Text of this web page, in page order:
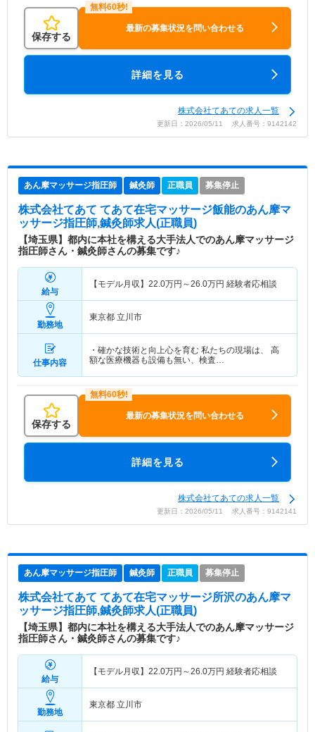
保存する
最新の募集状況を問い合わせる
詳細を見る
株式会社てあての求人一覧
更新日：2026/05/11 求人番号：9142142
あん摩マッサージ指圧師 鍼灸師 正職員 募集停止
株式会社てあて てあて在宅マッサージ飯能のあん摩マ
ッサージ指圧師,鍼灸師求人(正職員)
【埼玉県】都内に本社を構える大手法人でのあん摩マッサージ
指圧師さん・鍼灸師さんの募集です♪
給与
【モデル月収】 22.0万円～26.0万円 経験者応相談
勤務地
東京都 立川市
仕事内容
・確かな技術と向上心を育む 私たちの現場は、 高
額な医療機器も設備も無い、検査…
保存する
最新の募集状況を問い合わせる
詳細を見る
株式会社てあての求人一覧
更新日：2026/05/11 求人番号：9142141
あん摩マッサージ指圧師 鍼灸師 正職員 募集停止
株式会社てあて てあて在宅マッサージ所沢のあん摩マ
ッサージ指圧師,鍼灸師求人(正職員)
【埼玉県】都内に本社を構える大手法人でのあん摩マッサージ
指圧師さん・鍼灸師さんの募集です♪
給与
【モデル月収】 22.0万円～26.0万円 経験者応相談
勤務地
東京都 立川市